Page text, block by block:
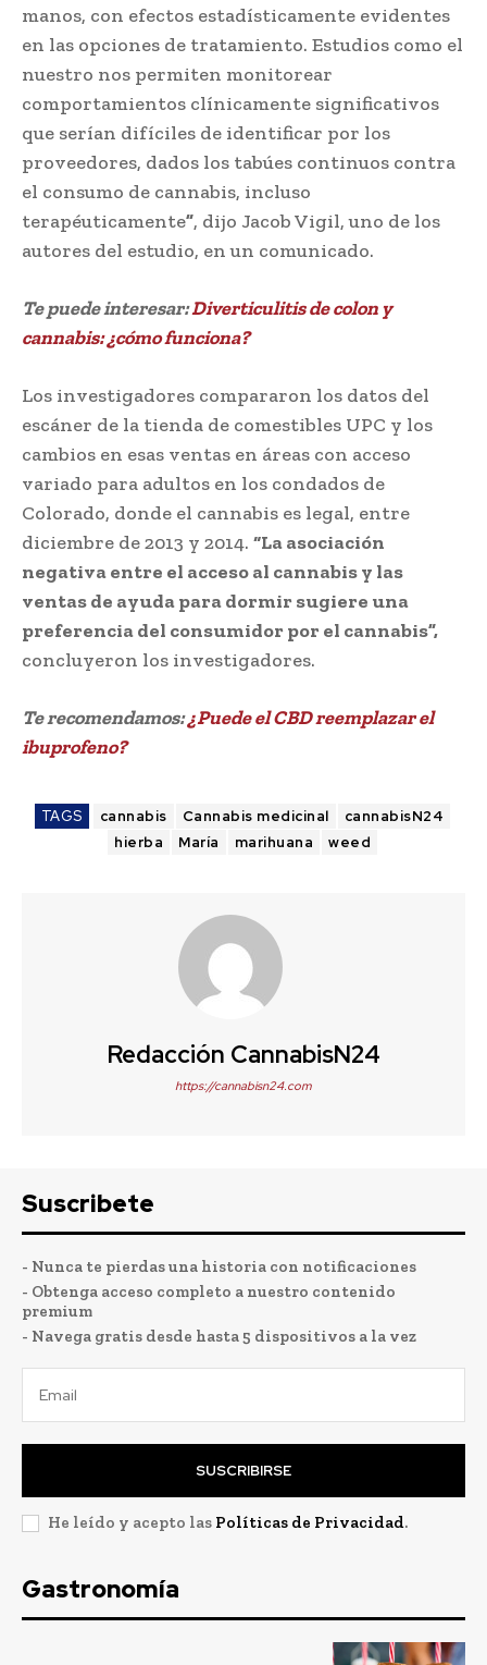
manos, con efectos estadísticamente evidentes
en las opciones de tratamiento. Estudios como el
nuestro nos permiten monitorear
comportamientos clínicamente significativos
que serían difíciles de identificar por los
proveedores, dados los tabúes continuos contra
el consumo de cannabis, incluso
terapéuticamente”, dijo Jacob Vigil, uno de los
autores del estudio, en un comunicado.
Te puede interesar:Diverticulitis de colon y
cannabis: ¿cómo funciona?
Los investigadores compararon los datos del
escáner de la tienda de comestibles UPC y los
cambios en esas ventas en áreas con acceso
variado para adultos en los condados de
Colorado, donde el cannabis es legal, entre
diciembre de 2013 y 2014. “La asociación
negativa entre el acceso al cannabis y las
ventas de ayuda para dormir sugiere una
preferencia del consumidor por el cannabis”,
concluyeron los investigadores.
Te recomendamos:¿Puede el CBD reemplazar el
ibuprofeno?
TAGS cannabis Cannabis medicinal
cannabisN24
hierba
María marihuana weed
Redacción CannabisN24
https://cannabisn24.com
Suscribete
- Nunca te pierdas una historia con notificaciones
- Obtenga acceso completo a nuestro contenido
premium
- Navega gratis desde hasta 5 dispositivos a la vez
SUSCRIBIRSE
He leído y acepto las Políticas de Privacidad.
Gastronomía